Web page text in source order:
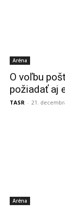
Aréna
O voľbu
požiadať aj
TASR - 21.
Aréna